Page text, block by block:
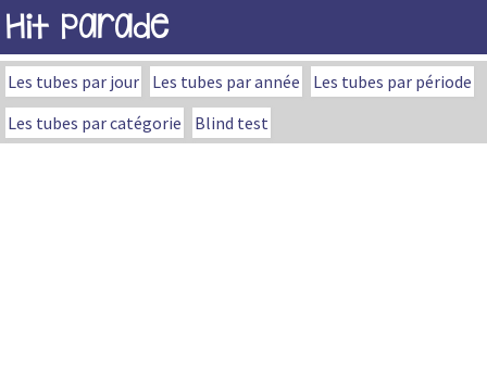
Hit Parade
Les tubes par jour Les tubes par année
Les tubes par période
Les tubes par catégorie
Blind test